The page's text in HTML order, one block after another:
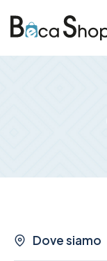
Dove siamo